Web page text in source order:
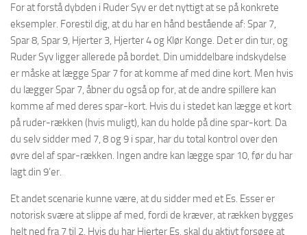
For at forstå dybden i Ruder Syv er det nyttigt at se på konkrete
eksempler. Forestil dig, at du har en hånd bestående af: Spar 7,
Spar 8, Spar 9, Hjerter 3, Hjerter 4 og Klør Konge. Det er din tur, og
Ruder Syv ligger allerede på bordet. Din umiddelbare indskydelse
er måske at lægge Spar 7 for at komme af med dine kort. Men hvis
du lægger Spar 7, åbner du også op for, at de andre spillere kan
komme af med deres spar-kort. Hvis du i stedet kan lægge et kort
på ruder-rækken (hvis muligt), kan du holde på dine spar-kort. Da
du selv sidder med 7, 8 og 9 i spar, har du total kontrol over den
øvre del af spar-rækken. Ingen andre kan lægge spar 10, før du har
lagt din 9’er.
Et andet scenarie kunne være, at du sidder med et Es. Esser er
notorisk svære at slippe af med, fordi de kræver, at rækken bygges
helt ned fra 7 til 2. Hvis du har Hjerter Es, skal du aktivt forsøge at